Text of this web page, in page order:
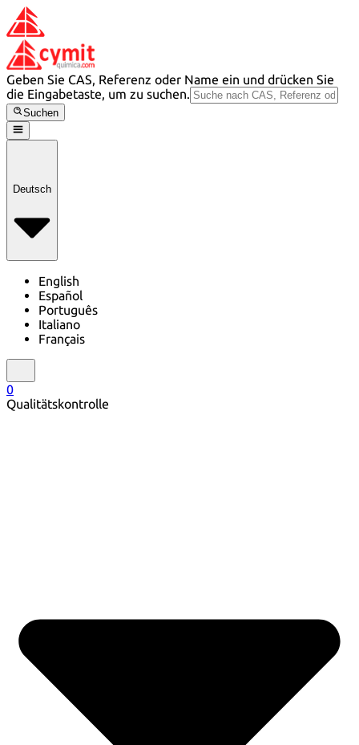
Geben Sie CAS, Referenz oder Name ein und drücken Sie
die Eingabetaste, um zu suchen.
Suchen
Deutsch
English
Español
Português
Italiano
Français
0
Qualitätskontrolle